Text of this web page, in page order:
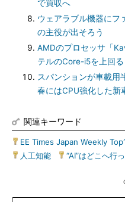
で買収へ
ウェアラブル機器に
の主役が出そろう
AMDのプロセッサ「
テルのCore-i5を上回る
スパンションが車載
春にはCPU強化した新
関連キーワード
EE Times Japan Weekly
人工知能
“AI”はどこへ行